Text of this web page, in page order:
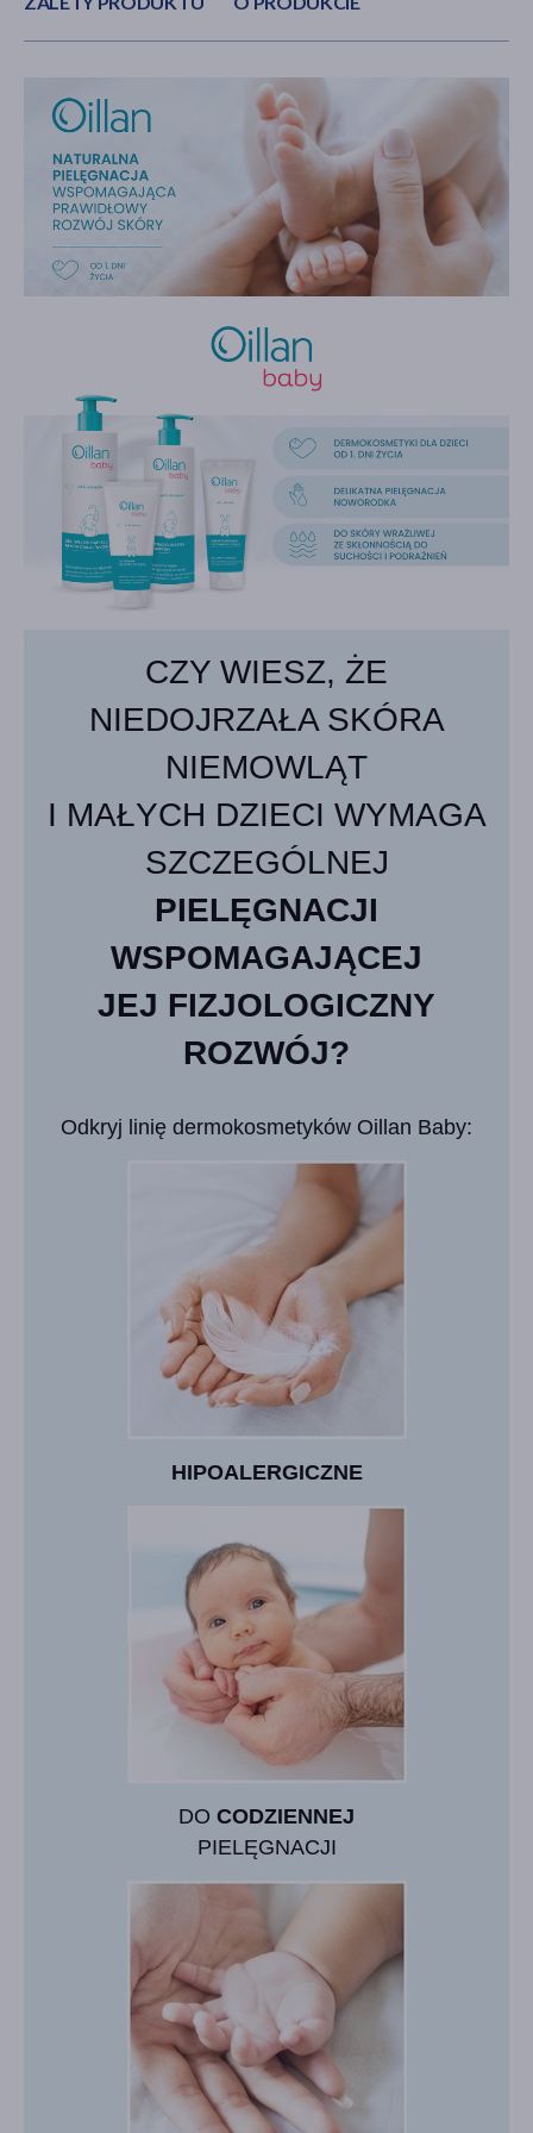
CZY WIESZ, ŻE
NIEDOJRZAŁA SKÓRA
NIEMOWLĄT
I MAŁYCH DZIECI WYMAGA
SZCZEGÓLNEJ
PIELĘGNACJI
WSPOMAGAJĄCEJ
JEJ FIZJOLOGICZNY
ROZWÓJ?
Odkryj linię dermokosmetyków Oillan Baby:
HIPOALERGICZNE
DO CODZIENNEJ
PIELĘGNACJI